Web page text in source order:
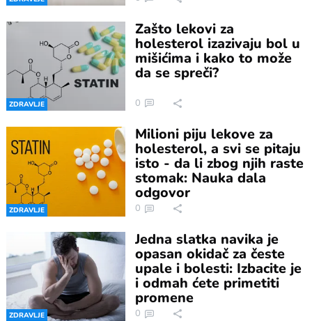
ZDRAVLJE
Zašto lekovi za
holesterol izazivaju bol u
mišićima i kako to može
da se spreči?
0
ZDRAVLJE
Milioni piju lekove za
holesterol, a svi se pitaju
isto - da li zbog njih raste
stomak: Nauka dala
odgovor
0
ZDRAVLJE
Jedna slatka navika je
opasan okidač za česte
upale i bolesti: Izbacite je
i odmah ćete primetiti
promene
0